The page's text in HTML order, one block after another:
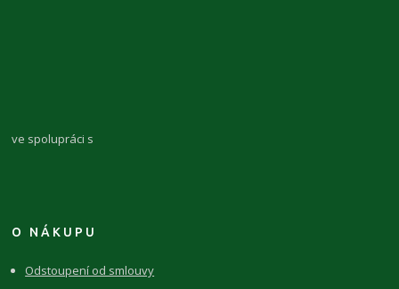
ve spolupráci s
O NÁKUPU
Odstoupení od smlouvy